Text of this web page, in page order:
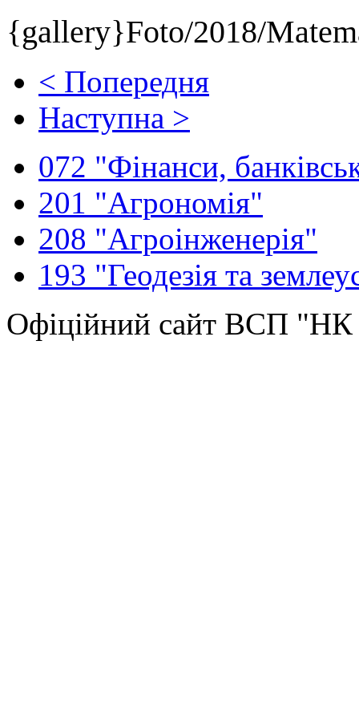
{gallery}Foto/2018/
< Попередня
Наступна >
072 "Фінанси,
201 "Агрономія"
208 "Агроінженерія"
193 "Геодезія та
Офіційний сайт ВСП